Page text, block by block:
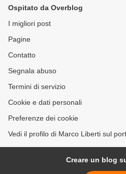
Ospitato da Overblog
I migliori post
Pagine
Contatto
Segnala abuso
Termini di servizio
Cookie e dati personali
Preferenze dei cookie
Vedi il profilo di Marco Liberti sul
Creare un blog